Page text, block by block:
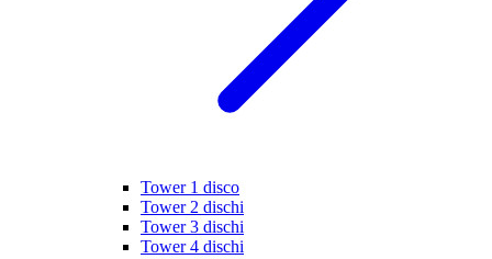
Tower 1 disco
Tower 2 dischi
Tower 3 dischi
Tower 4 dischi